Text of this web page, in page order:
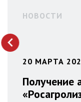
НОВОСТИ
20 МАРТА
Получение
prev